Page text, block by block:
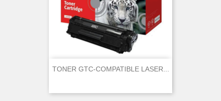
TONER GTC-COMPATIBLE LASER...